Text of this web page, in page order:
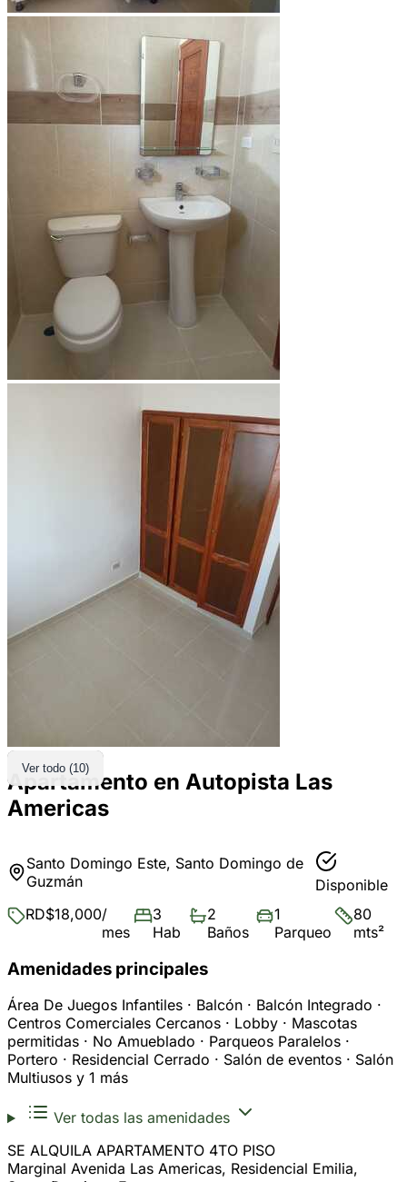
Ver todo (10)
Apartamento en Autopista Las
Americas
Santo Domingo Este, Santo Domingo de
Guzmán
Disponible
RD$18,000/
mes
3
Hab
2
Baños
1
Parqueo
80
mts²
Amenidades principales
Área De Juegos Infantiles · Balcón · Balcón Integrado ·
Centros Comerciales Cercanos · Lobby · Mascotas
permitidas · No Amueblado · Parqueos Paralelos ·
Portero · Residencial Cerrado · Salón de eventos · Salón
Multiusos y 1 más
Ver todas las amenidades
SE ALQUILA APARTAMENTO 4TO PISO
Marginal Avenida Las Americas, Residencial Emilia,